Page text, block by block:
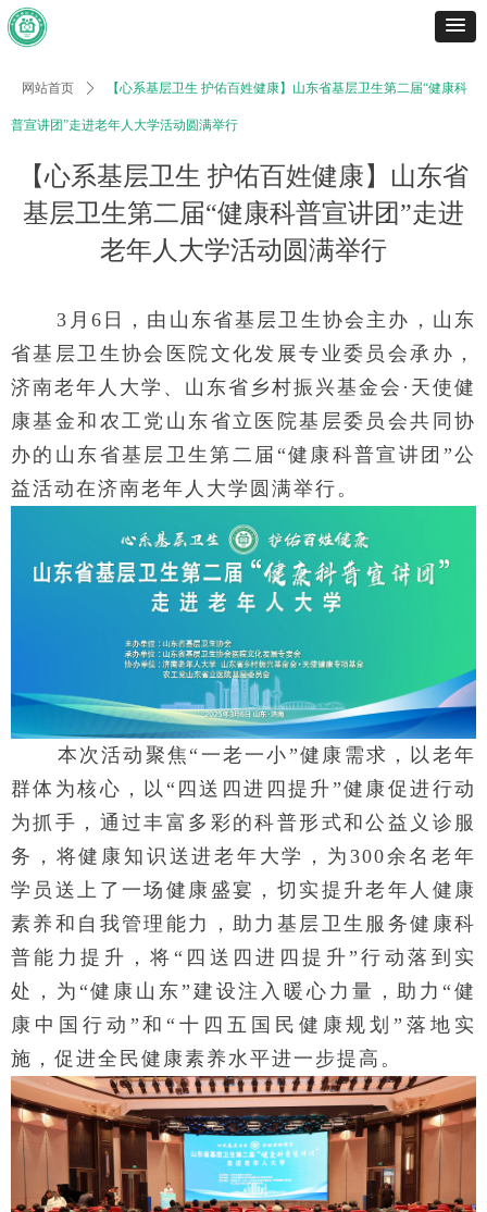
【心系基层卫生 护佑百姓健康】山东省
基层卫生第二届“健康科普宣讲团”走进
老年人大学活动圆满举行
网站首页 ꄲ 【心系基层卫生 护佑百姓健康】山东省基层卫生第二届“健康科
普宣讲团”走进老年人大学活动圆满举行
3月6日，由山东省基层卫生协会主办，山东
省基层卫生协会医院文化发展专业委员会承办，
济南老年人大学、山东省乡村振兴基金会·天使健
康基金和农工党山东省立医院基层委员会共同协
办的山东省基层卫生第二届“健康科普宣讲团”公
益活动在济南老年人大学圆满举行。
本次活动聚焦“一老一小”健康需求，以老年
群体为核心，以“四送四进四提升”健康促进行动
为抓手，通过丰富多彩的科普形式和公益义诊服
务，将健康知识送进老年大学，为300余名老年
学员送上了一场健康盛宴，切实提升老年人健康
素养和自我管理能力，助力基层卫生服务健康科
普能力提升，将“四送四进四提升”行动落到实
处，为“健康山东”建设注入暖心力量，助力“健
康中国行动”和“十四五国民健康规划”落地实
施，促进全民健康素养水平进一步提高。